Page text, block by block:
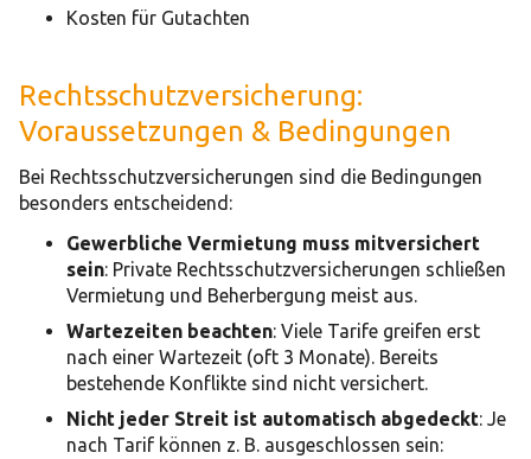
Kosten für Gutachten
Rechtsschutzversicherung:
Voraussetzungen & Bedingungen
Bei Rechtsschutzversicherungen sind die Bedingungen
besonders entscheidend:
Gewerbliche Vermietung muss mitversichert
sein: Private Rechtsschutzversicherungen schließen
Vermietung und Beherbergung meist aus.
Wartezeiten beachten: Viele Tarife greifen erst
nach einer Wartezeit (oft 3 Monate). Bereits
bestehende Konflikte sind nicht versichert.
Nicht jeder Streit ist automatisch abgedeckt: Je
nach Tarif können z. B. ausgeschlossen sein: